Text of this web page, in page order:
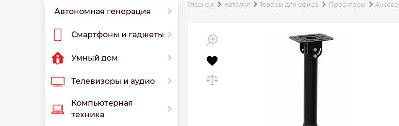
Автономная генерация
Смартфоны и гаджеты
Умный дом
Телевизоры и аудио
Компьютерная
техника
Главная Каталог Товары для офиса Проекторы